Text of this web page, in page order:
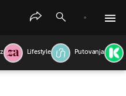
Lifestyle Putovanja